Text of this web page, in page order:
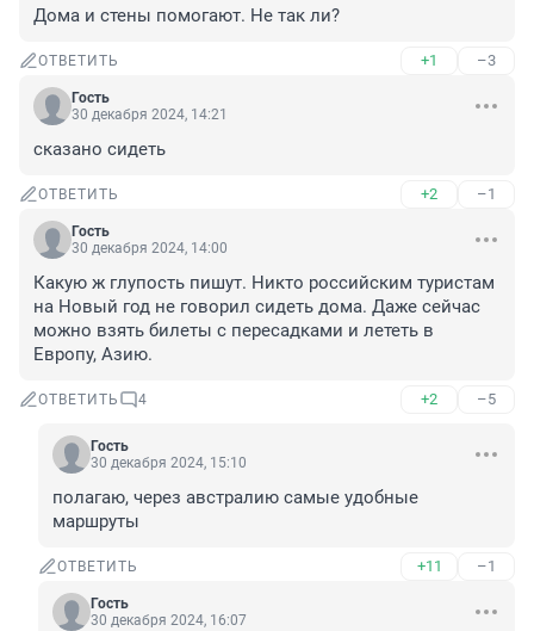
Дома и стены помогают. Не так ли?
ОТВЕТИТЬ +1 –3
Гость
30 декабря 2024, 14:21
сказано сидеть
ОТВЕТИТЬ +2 –1
Гость
30 декабря 2024, 14:00
Какую ж глупость пишут. Никто российским туристам
на Новый год не говорил сидеть дома. Даже сейчас
можно взять билеты с пересадками и лететь в
Европу, Азию.
ОТВЕТИТЬ 4 +2 –5
Гость
30 декабря 2024, 15:10
полагаю, через австралию самые удобные
маршруты
ОТВЕТИТЬ +11 –1
Гость
30 декабря 2024, 16:07